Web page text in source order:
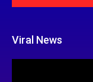
Viral News